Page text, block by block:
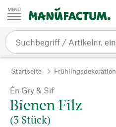
Zum Inhalt springen
Startseite Frühlingsdekoration
Én Gry & Sif
Bienen Filz
(3 Stück)